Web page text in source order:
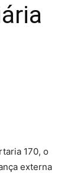
170, o
externa